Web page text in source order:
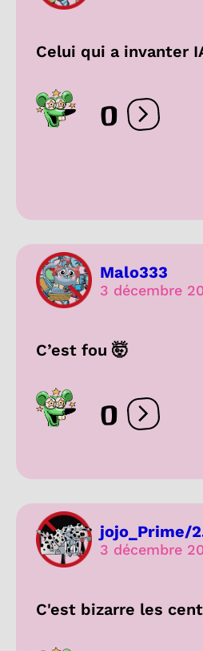
Celui qui a invanter
0 Ouvrir
Malo333
3 décembre
C’est fou 🤯
0 Ouvrir
jojo_Prime/
3 décembre
C'est bizarre les